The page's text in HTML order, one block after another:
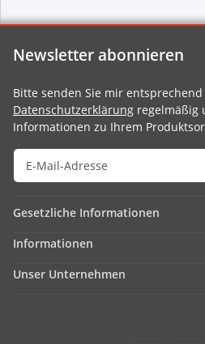
Newsletter abonnieren
Bitte senden Sie mir
Datenschutzerklärung regelmäßig
Informationen zu Ihrem
Gesetzliche Informationen
Informationen
Unser Unternehmen